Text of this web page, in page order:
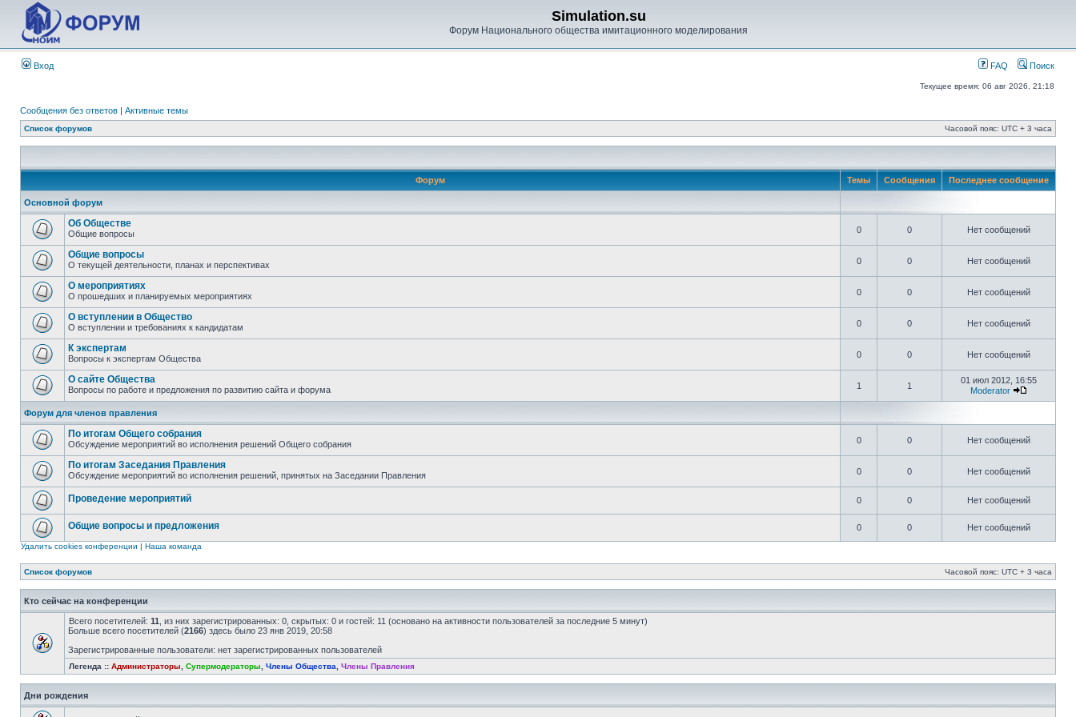
Simulation.su
Форум Национального общества имитационного моделирования
Вход FAQ Поиск
Текущее время: 06 авг 2026, 21:18
Сообщения без ответов | Активные темы
Список форумов Часовой пояс: UTC + 3 часа
Форум Темы Сообщения Последнее сообщение
Основной форум
Об Обществе
Общие вопросы 0 0 Нет сообщений
Общие вопросы
О текущей деятельности, планах и перспективах 0 0 Нет сообщений
О мероприятиях
О прошедших и планируемых мероприятиях 0 0 Нет сообщений
О вступлении в Общество
О вступлении и требованиях к кандидатам 0 0 Нет сообщений
К экспертам
Вопросы к экспертам Общества 0 0 Нет сообщений
О сайте Общества
Вопросы по работе и предложения по развитию сайта и форума 1 1
01 июл 2012, 16:55
Moderator
Форум для членов правления
По итогам Общего собрания
Обсуждение мероприятий во исполнения решений Общего собрания 0 0 Нет сообщений
По итогам Заседания Правления
Обсуждение мероприятий во исполнения решений, принятых на Заседании Правления 0 0 Нет сообщений
Проведение мероприятий 0 0 Нет сообщений
Общие вопросы и предложения 0 0 Нет сообщений
Удалить cookies конференции | Наша команда
Список форумов Часовой пояс: UTC + 3 часа
Кто сейчас на конференции
Всего посетителей: 11 , из них зарегистрированных: 0, скрытых: 0 и гостей: 11 (основано на активности пользователей за последние 5 минут)
Больше всего посетителей (2166) здесь было 23 янв 2019, 20:58
Зарегистрированные пользователи: нет зарегистрированных пользователей
Легенда :: Администраторы Супермодераторы Члены Общества Члены Правления
Дни рождения